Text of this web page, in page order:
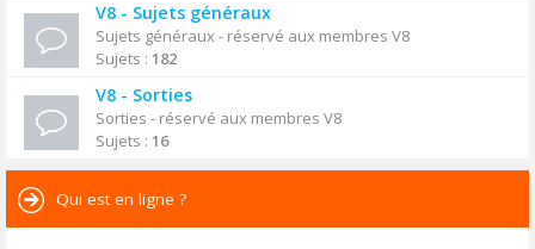
V8 - Sujets généraux
Sujets généraux - réservé aux membres V8
Sujets : 182
V8 - Sorties
Sorties - réservé aux membres V8
Sujets : 16
Qui est en ligne ?